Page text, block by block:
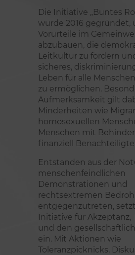
Die Initiative „Buntes
wurde 2016 gegründet,
Vorurteile im
abzubauen, die
Leitkultur zu fördern
sicheres,
Leben für alle
zu ermöglichen.
Aufmerksamkeit gilt
Minderheiten wie
homosexuellen
Menschen mit
finanziell
Entstanden aus der
menschenfeindlichen
Demonstrationen und
rechtsextremen
entgegenzutreten,
Initiative für Akzeptanz,
und den
ein. Mit Aktionen wie
Toleranzpicknicks,